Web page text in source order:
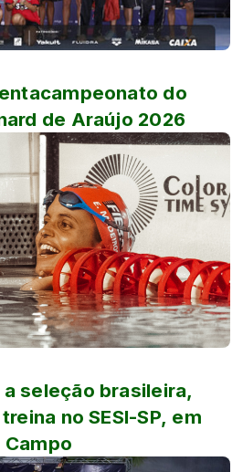
do
de Araújo 2026
seleção brasileira,
no SESI-SP, em
Campo